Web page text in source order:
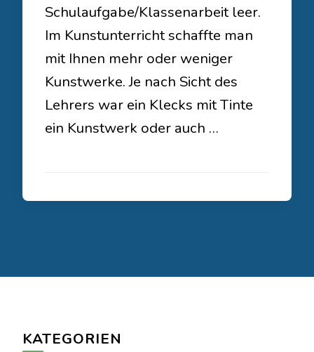
Schulaufgabe/Klassenarbeit leer.
Im Kunstunterricht schaffte man
mit Ihnen mehr oder weniger
Kunstwerke. Je nach Sicht des
Lehrers war ein Klecks mit Tinte
ein Kunstwerk oder auch …
KATEGORIEN